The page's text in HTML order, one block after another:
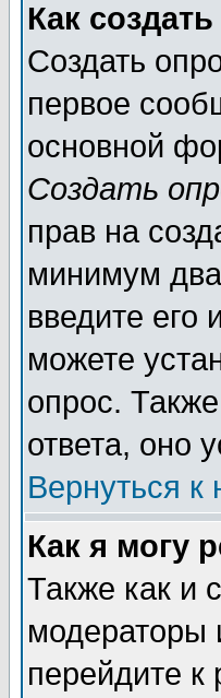
Как
Создать
первое
основной
Создать
прав на
минимум два
введите его
можете
опрос.
ответа, оно
Вернуться к
Как я могу
Также как и
модераторы
перейдите к